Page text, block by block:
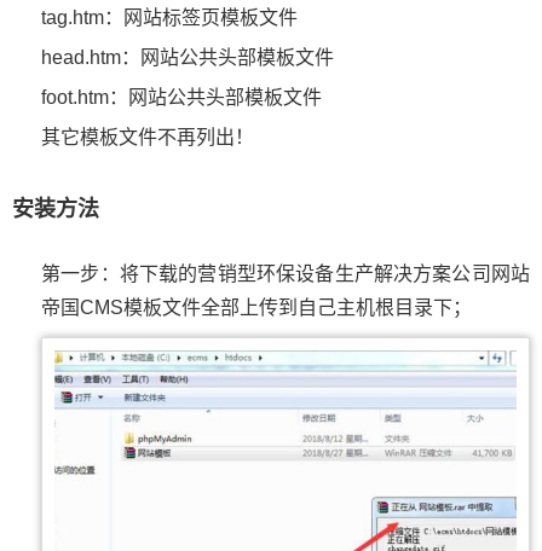
tag.htm：网站标签页模板文件
head.htm：网站公共头部模板文件
foot.htm：网站公共头部模板文件
其它模板文件不再列出！
安装方法
第一步：将下载的营销型环保设备生产解决方案公司网站
帝国CMS模板文件全部上传到自己主机根目录下；